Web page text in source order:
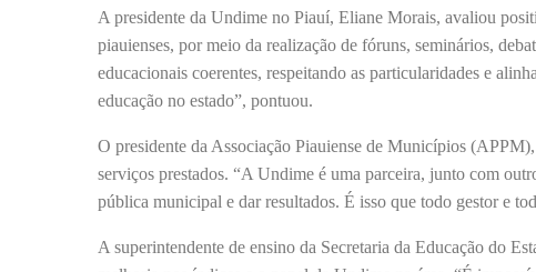
A presidente da Undime no Piauí, Eliane Morais, avaliou
piauienses, por meio da realização de fóruns, seminários,
educacionais coerentes, respeitando as particularidades e
educação no estado”, pontuou.
O presidente da Associação Piauiense de Municípios
serviços prestados. “A Undime é uma parceira, junto com
pública municipal e dar resultados. É isso que todo gestor e
A superintendente de ensino da Secretaria da Educação do